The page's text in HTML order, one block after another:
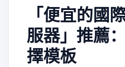
「便宜的國
服器」推薦
擇模板